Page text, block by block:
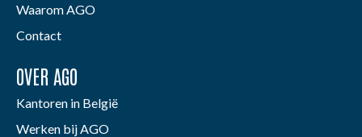
Waarom AGO
Contact
OVER AGO
Kantoren in België
Werken bij AGO